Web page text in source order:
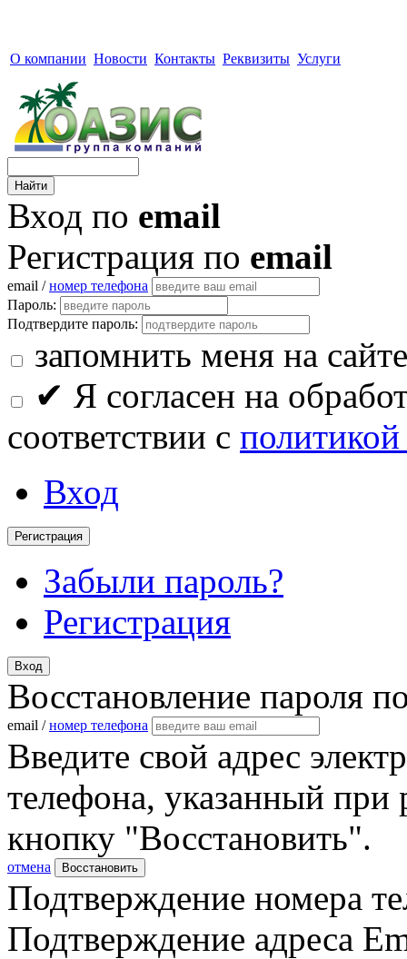
О компании Новости Контакты Реквизиты Услуги
Вход по email
Регистрация по email
email /номер телефона
Пароль:
Подтвердите пароль:
запомнить меня на сайте
✔ Я согласен на
соответствии с
Вход
Регистрация
Забыли пароль?
Регистрация
Вход
Восстановление пароля
email /номер телефона
Введите свой адрес
телефона, указанный при
кнопку "Восстановить".
отмена Восстановить
Подтверждение номера
Подтверждение адреса